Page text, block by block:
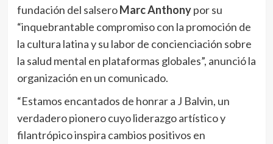
fundación del salseroMarc Anthonypor su
“inquebrantable compromiso con la promoción de
la cultura latina y su labor de concienciación sobre
la salud mental en plataformas globales”, anunció la
organización en un comunicado.
“Estamos encantados de honrar a J Balvin, un
verdadero pionero cuyo liderazgo artístico y
filantrópico inspira cambios positivos en